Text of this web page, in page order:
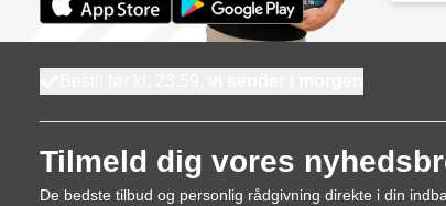
Tilmeld dig vores
De bedste tilbud og personlig rådgivning direkte i din